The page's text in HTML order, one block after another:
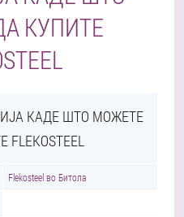
КУПИТЕ
КАДЕ ШТО МОЖЕТЕ
Flekosteel во Битола